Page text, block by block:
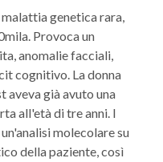
genetica rara,
Provoca un
anomalie facciali,
cognitivo. La donna
aveva già avuto una
all'età di tre anni. I
molecolare su
della paziente, così